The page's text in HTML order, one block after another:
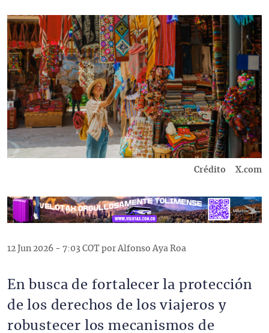
Imagen
Crédito X.com
12 Jun 2026 - 7:03 COT por Alfonso Aya Roa
En busca de fortalecer la protección
de los derechos de los viajeros y
robustecer los mecanismos de